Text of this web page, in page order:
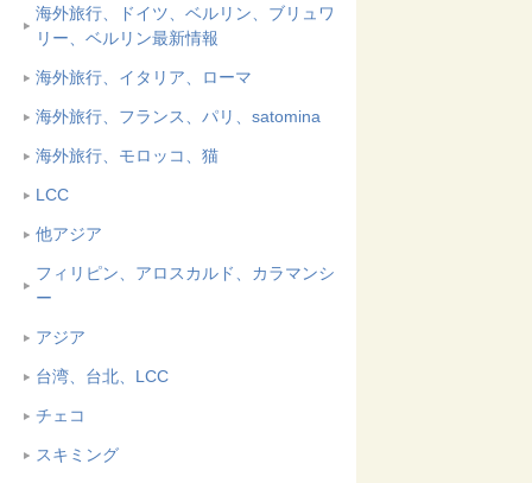
海外旅行、ドイツ、ベルリン、ブリュワ
リー、ベルリン最新情報
海外旅行、イタリア、ローマ
海外旅行、フランス、パリ、satomina
海外旅行、モロッコ、猫
LCC
他アジア
フィリピン、アロスカルド、カラマンシ
ー
アジア
台湾、台北、LCC
チェコ
スキミング